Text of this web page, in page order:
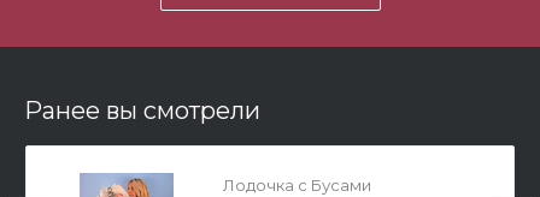
Мишка Мини №1
Ранее вы смотрели
Лодочка с Бусами